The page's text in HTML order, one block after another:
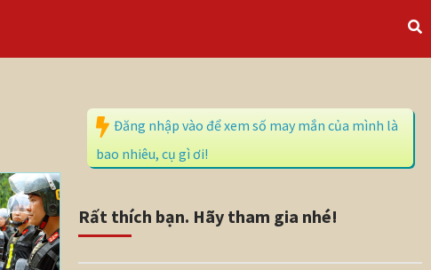
Đăng nhập vào để xem số may mắn của mình là
bao nhiêu, cụ gì ơi!
Rất thích bạn. Hãy tham gia nhé!